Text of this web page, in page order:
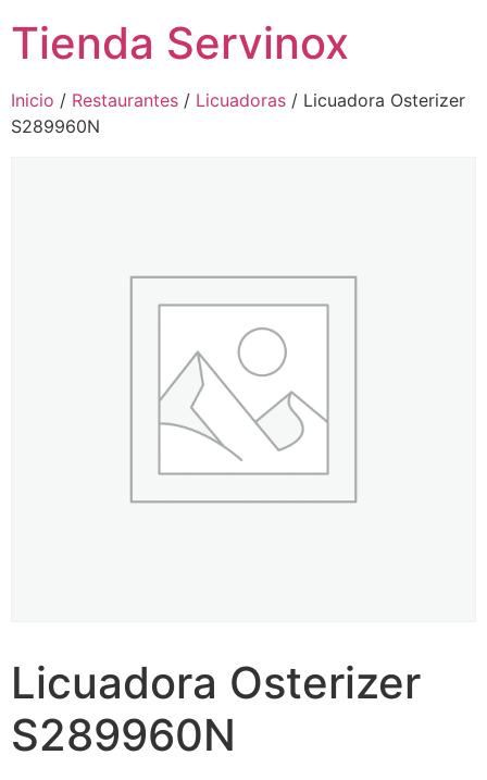
Tienda Servinox
Inicio / Restaurantes / Licuadoras / Licuadora Osterizer
S289960N
Licuadora Osterizer
S289960N